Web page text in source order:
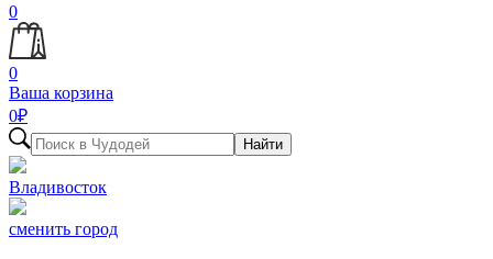
0
0
Ваша корзина
0₽
Найти
Владивосток
сменить город